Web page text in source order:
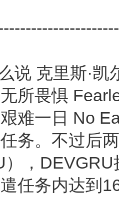
说 克里斯·
所畏惧
难一日 No
务。不过后
），
任务内达到